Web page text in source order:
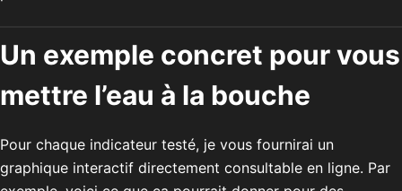
Un exemple concret pour vous
mettre l’eau à la bouche
Pour chaque indicateur testé, je vous fournirai un
graphique interactif directement consultable en ligne. Par